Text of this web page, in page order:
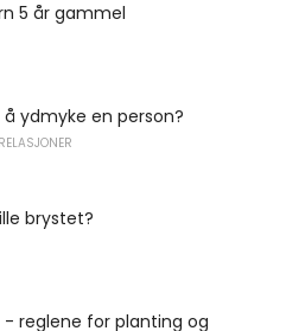
5 år gammel
å ydmyke en person?
brystet?
reglene for planting og